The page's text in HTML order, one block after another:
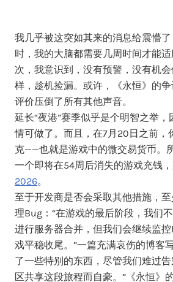
我几乎被这突如其来的消息给震懵
时，我的大脑都需要几周时间才能
次，我意识到，没有预警，没有机
样，趁机捡漏。或许，《永恒》的
评价压倒了所有其他声音。
延长“夜港”赛季似乎是个明智之举
情可做了。而且，在7月20日之前，
克——也就是游戏中的微交易货币。
一个即将在54周后消失的游戏充钱，
2026。
至于开发商是否会采取其他措施，
理Bug：“在游戏的最后阶段，我们
进行服务器合并，但我们会继续监
戏平稳收尾。”一篇充满哀伤的博客
了一些特别的东西，尽管我们难过
区共享这段旅程而自豪。”《永恒》